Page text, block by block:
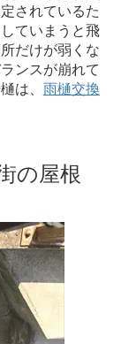
されているた
ていまうと飛
だけが弱くな
ンスが崩れて
は、 雨樋交換
の屋根